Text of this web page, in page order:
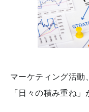
マーケティング活動
「日々の積み重ね」